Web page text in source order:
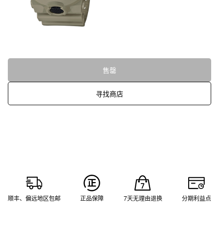
售罄
寻找商店
顺丰、偏远地区包邮 正品保障 7天无理由退换 分期利益点